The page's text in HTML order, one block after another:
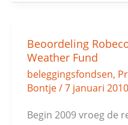
Beoordeling
Weather Fund
beleggingsfondsen,
Bontje/7 januari 2010
Begin 2009 vroeg de
Beoordeling
Robeco
Global
All